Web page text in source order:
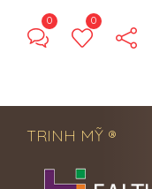
0 0
TRINH MỸ ®